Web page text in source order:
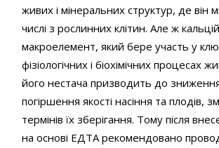
живих і мінеральних структур, де він
числі з рослинних клітин. Але ж
макроелемент, який бере участь у
фізіологічних і біохімічних процесах
його нестача призводить до
погіршення якості насіння та плодів,
термінів їх зберігання. Тому після
на основі ЕДТА рекомендовано